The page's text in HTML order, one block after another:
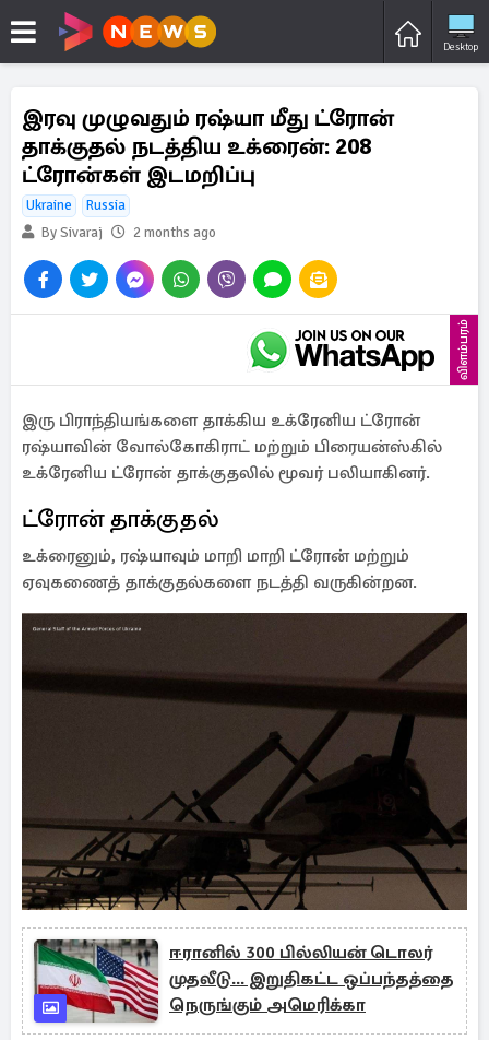
Desktop
இரவு முழுவதும் ரஷ்யா மீது ட்ரோன்
தாக்குதல் நடத்திய உக்ரைன்: 208
ட்ரோன்கள் இடமறிப்பு
Ukraine
Russia
By Sivaraj
2 months ago
விளம்பரம்
இரு பிராந்தியங்களை தாக்கிய உக்ரேனிய ட்ரோன்
ரஷ்யாவின் வோல்கோகிராட் மற்றும் பிரையன்ஸ்கில்
உக்ரேனிய ட்ரோன் தாக்குதலில் மூவர் பலியாகினர்.
ட்ரோன் தாக்குதல்
உக்ரைனும், ரஷ்யாவும் மாறி மாறி ட்ரோன் மற்றும்
ஏவுகணைத் தாக்குதல்களை நடத்தி வருகின்றன.
ஈரானில் 300 பில்லியன் டொலர்
முதலீடு... இறுதிகட்ட ஒப்பந்தத்தை
நெருங்கும் அமெரிக்கா